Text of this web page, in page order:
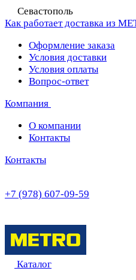
Севастополь
Как работает доставка из
Оформление заказа
Условия доставки
Условия оплаты
Вопрос-ответ
Компания
О компании
Контакты
Контакты
+7 (978) 607-09-59
Каталог